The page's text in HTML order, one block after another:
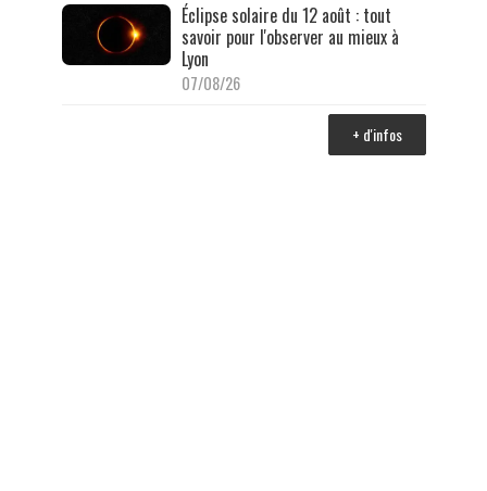
Éclipse solaire du 12 août : tout
savoir pour l'observer au mieux à
Lyon
07/08/26
+ d'infos